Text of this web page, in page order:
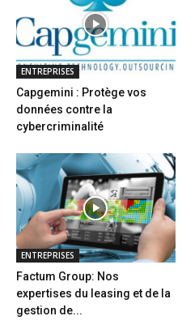
ENTREPRISES
Capgemini : Protège vos
données contre la
cybercriminalité
ENTREPRISES
Factum Group: Nos
expertises du leasing et de la
gestion de...